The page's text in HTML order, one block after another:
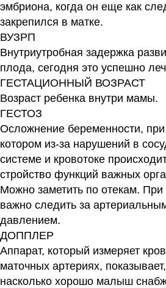
эмбриона, когда он еще как
закрепился в матке.
ВУЗРП
Внутриутробная задержка
плода, сегодня это успешно
ГЕСТАЦИОННЫЙ ВОЗРАСТ
Возраст ребенка внутри мамы.
ГЕСТОЗ
Осложнение беременности, при
котором из-за нарушений в
системе и кровотоке
стройство функций важных
Можно заметить по отекам. При
важно следить за
давлением.
ДОППЛЕР
Аппарат, который измеряет
маточных артериях, показывает,
насколько хорошо малыш